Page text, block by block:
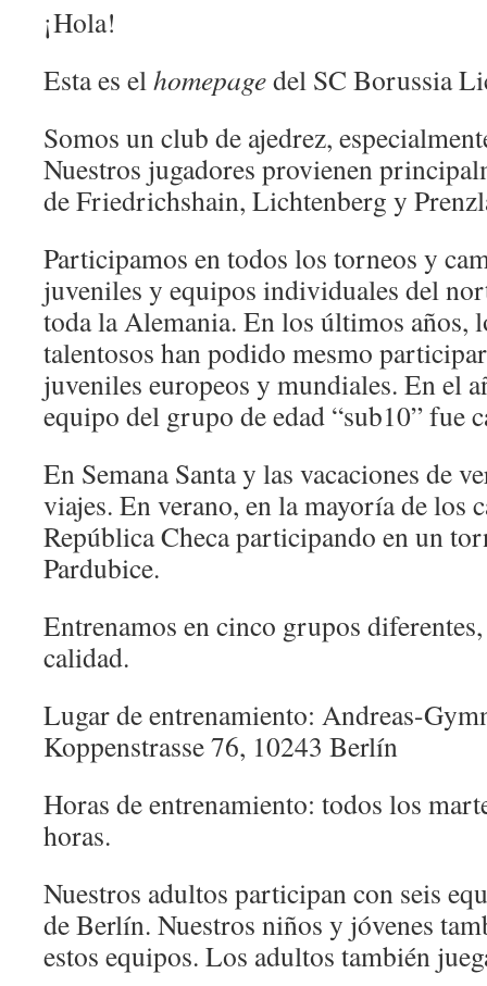
¡Hola!
Esta es elhomepagedel SC Borussia
Somos un club de ajedrez,
Nuestros jugadores provienen
de Friedrichshain, Lichtenberg y
Participamos en todos los torneos y
juveniles y equipos individuales del
toda la Alemania. En los últimos años,
talentosos han podido mesmo
juveniles europeos y mundiales. En el
equipo del grupo de edad “sub10” fue
En Semana Santa y las vacaciones de
viajes. En verano, en la mayoría de los
República Checa participando en un
Pardubice.
Entrenamos en cinco grupos
calidad.
Lugar de entrenamiento: Andreas-
Koppenstrasse 76, 10243 Berlín
Horas de entrenamiento: todos los
horas.
Nuestros adultos participan con seis
de Berlín. Nuestros niños y jóvenes
estos equipos. Los adultos también